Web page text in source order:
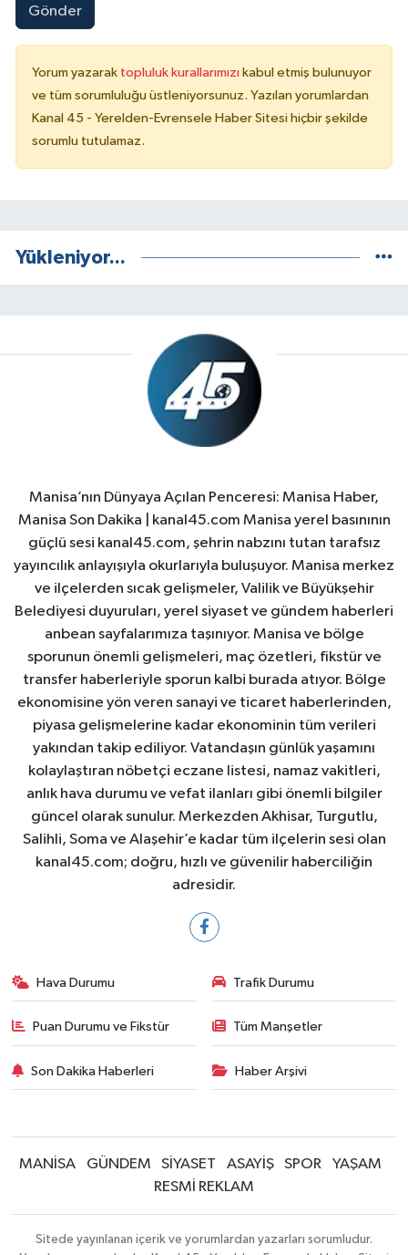
Gönder
Yorum yazarak topluluk kurallarımızı kabul etmiş bulunuyor
ve tüm sorumluluğu üstleniyorsunuz. Yazılan yorumlardan
Kanal 45 - Yerelden-Evrensele Haber Sitesi hiçbir şekilde
sorumlu tutulamaz.
Yükleniyor...
Manisa’nın Dünyaya Açılan Penceresi: Manisa Haber,
Manisa Son Dakika | kanal45.com Manisa yerel basınının
güçlü sesi kanal45.com, şehrin nabzını tutan tarafsız
yayıncılık anlayışıyla okurlarıyla buluşuyor. Manisa merkez
ve ilçelerden sıcak gelişmeler, Valilik ve Büyükşehir
Belediyesi duyuruları, yerel siyaset ve gündem haberleri
anbean sayfalarımıza taşınıyor. Manisa ve bölge
sporunun önemli gelişmeleri, maç özetleri, fikstür ve
transfer haberleriyle sporun kalbi burada atıyor. Bölge
ekonomisine yön veren sanayi ve ticaret haberlerinden,
piyasa gelişmelerine kadar ekonominin tüm verileri
yakından takip ediliyor. Vatandaşın günlük yaşamını
kolaylaştıran nöbetçi eczane listesi, namaz vakitleri,
anlık hava durumu ve vefat ilanları gibi önemli bilgiler
güncel olarak sunulur. Merkezden Akhisar, Turgutlu,
Salihli, Soma ve Alaşehir’e kadar tüm ilçelerin sesi olan
kanal45.com; doğru, hızlı ve güvenilir haberciliğin
adresidir.
Hava Durumu Trafik Durumu
Puan Durumu ve Fikstür Tüm Manşetler
Son Dakika Haberleri Haber Arşivi
MANİSA GÜNDEM SİYASET ASAYİŞ SPOR
YAŞAM
RESMİ REKLAM
Sitede yayınlanan içerik ve yorumlardan yazarları sorumludur.